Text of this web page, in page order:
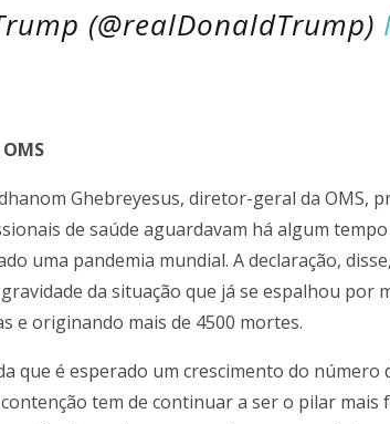
(@realDonaldTrump)
Ghebreyesus, diretor-geral da OMS,
de saúde aguardavam há algum tempo
uma pandemia mundial. A declaração,
da situação que já se espalhou por
e originando mais de 4500 mortes.
que é esperado um crescimento do
contenção tem de continuar a ser o pilar